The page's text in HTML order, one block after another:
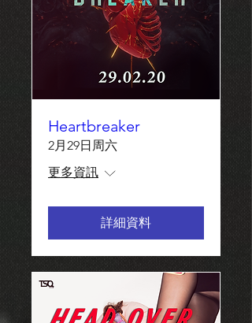
Heartbreaker
2月29日周六
更多資訊
詳細資料